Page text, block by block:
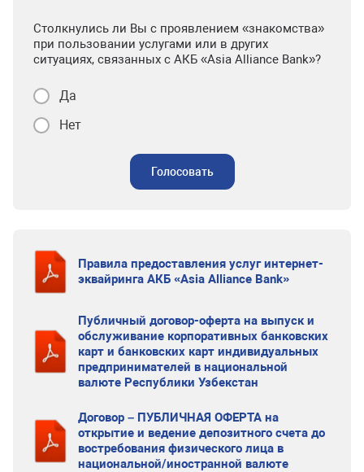
Столкнулись ли Вы с проявлением «знакомства»
при пользовании услугами или в других
ситуациях, связанных с АКБ «Asia Alliance Bank»?
Да
Нет
Голосовать
Правила предоставления услуг интернет-
эквайринга АКБ «Asia Alliance Bank»
Публичный договор-оферта на выпуск и
обслуживание корпоративных банковских
карт и банковских карт индивидуальных
предпринимателей в национальной
валюте Республики Узбекстан
Договор – ПУБЛИЧНАЯ ОФЕРТА на
открытие и ведение депозитного счета до
востребования физического лица в
национальной/иностранной валюте